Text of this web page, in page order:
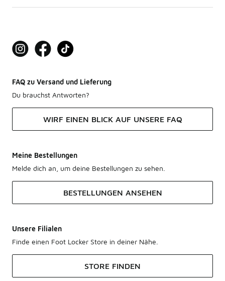
FAQ zu Versand und Lieferung
Du brauchst Antworten?
WIRF EINEN BLICK AUF UNSERE FAQ
Meine Bestellungen
Melde dich an, um deine Bestellungen zu sehen.
BESTELLUNGEN ANSEHEN
Unsere Filialen
Finde einen Foot Locker Store in deiner Nähe.
STORE FINDEN